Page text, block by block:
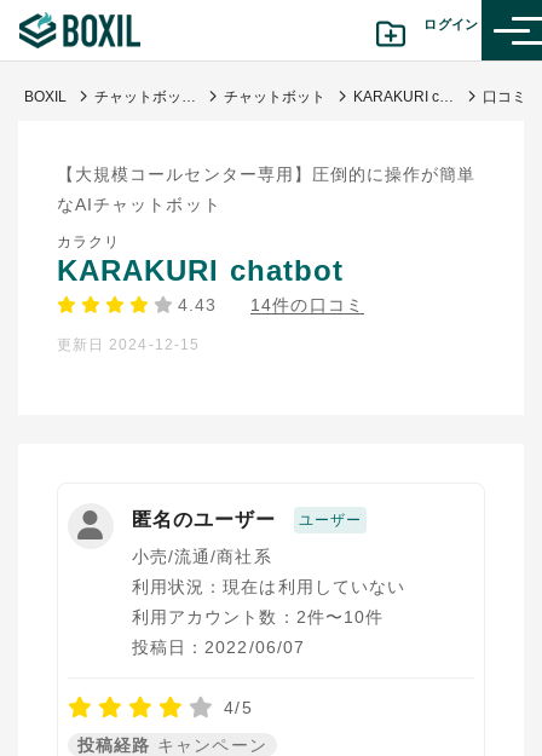
ログイン
診断から探す(β版)
記事から探す
BOXIL チャットボット比較37選｜タイプ別おすすめサービス・選び方・料金 チャットボット KARAKURI chatbot
【大規模コールセンター専用】圧倒的に操作が簡単
なAIチャットボット
カラクリ
KARAKURI chatbot
4.43 14件の口コミ
更新日 2024-12-15
匿名のユーザー ユーザー
小売/流通/商社系
利用状況：現在は利用していない
利用アカウント数：2件〜10件
投稿日：2022/06/07
4/5
投稿経路 キャンペーン